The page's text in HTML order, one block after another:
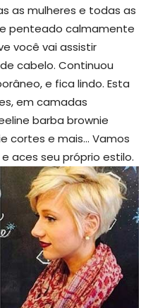
as mulheres e todas as
penteado calmamente
você vai assistir
cabelo. Continuou
e fica lindo. Esta
em camadas
barba brownie
cortes e mais… Vamos
aces seu próprio estilo.